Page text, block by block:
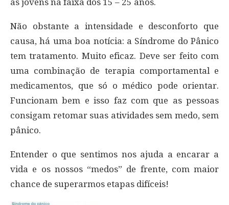
Não obstante a intensidade e desconforto que
causa, há uma boa notícia: a Síndrome do Pânico
tem tratamento. Muito eficaz. Deve ser feito com
uma combinação de terapia comportamental e
medicamentos, que só o médico pode orientar.
Funcionam bem e isso faz com que as pessoas
consigam retomar suas atividades sem medo, sem
pânico.
Entender o que sentimos nos ajuda a encarar a
vida e os nossos “medos” de frente, com maior
chance de superarmos etapas difíceis!